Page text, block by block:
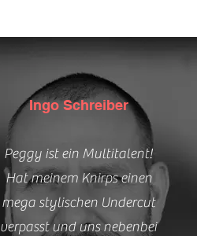
Ingo Schreiber
Peggy ist ein Multitalent!
Hat meinem Knirps einen
mega stylischen Undercut
verpasst und uns nebenbei